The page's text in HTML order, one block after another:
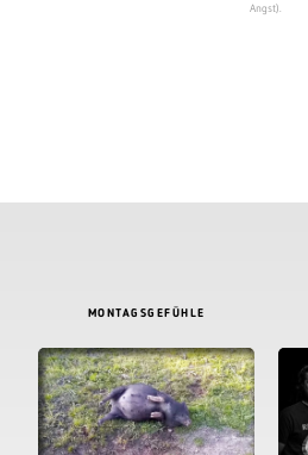
Angst).
MONTAGSGEFÜHLE